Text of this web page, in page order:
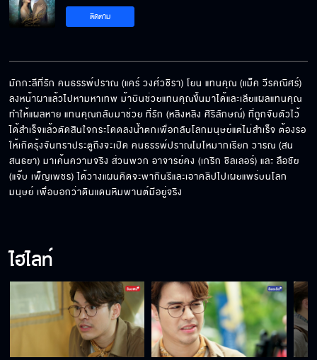
ติดตาม
มักกะลีที่รัก คนธรรพ์ปราณ (แคร์ วงศ์วชิรา) โยน แทนคุณ (แม็ค วีรคณิศร์)
ลงหน้าผาแล้วไปหามหาเทพ ม้าบินช่วยแทนคุณขึ้นมาได้และเลียแผลแทนคุณ
ทำให้แผลหาย แทนคุณกลับมาช่วย ที่รัก (หลิงหลิง ศิริลักษณ์) ที่ถูกจับตัวไว้
ได้สำเร็จแล้วตัดสินใจกระโดดลงน้ำตกเพื่อกลับโลกมนุษย์แต่ไม่สำเร็จ ต้องรอ
ให้เกิดรุ้งจันทราประตูถึงจะเปิด คนธรรพ์ปราณโมโหมากเรียก วารณ (สน
สนธยา) มาเค้นความจริง ส่วนพวก อาจารย์คง (เกริก ชิลเลอร์) และ ลือชัย
(แจ๊บ เพ็ญเพชร) ได้วางแผนคิดจะพากินรีและเอาคลิปไปเผยแพร่บนโลก
มนุษย์ เพื่อบอกว่าดินแดนหิมพานต์มีอยู่จริง
ไฮไลท์